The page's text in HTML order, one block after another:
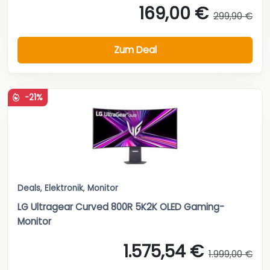
169,00 € 299,90 €
Zum Deal
-21%
Deals, Elektronik, Monitor
LG Ultragear Curved 800R 5K2K OLED Gaming-
Monitor
1.575,54 € 1.999,00 €